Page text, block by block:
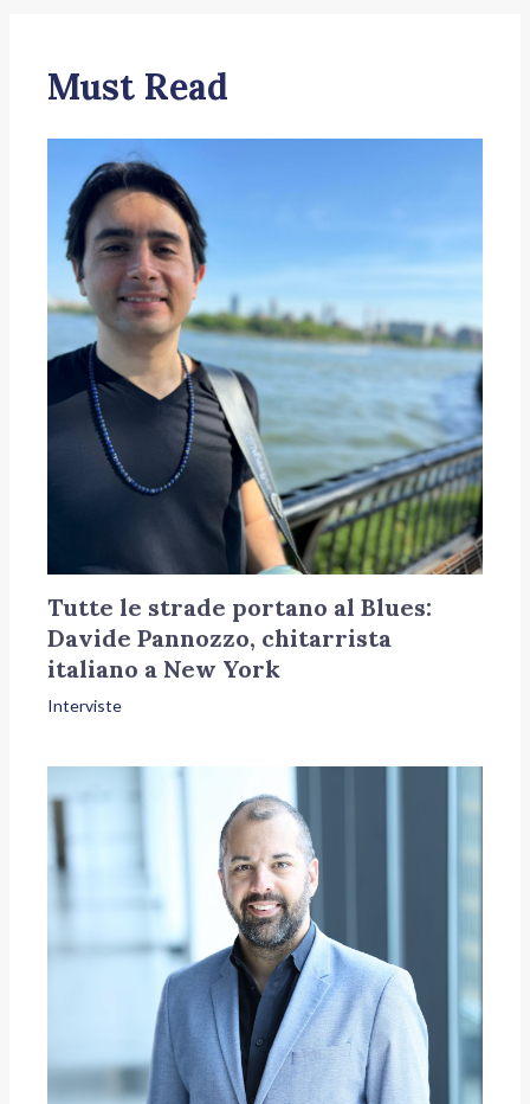
Must Read
Tutte le strade portano al Blues:
Davide Pannozzo, chitarrista
italiano a New York
Interviste